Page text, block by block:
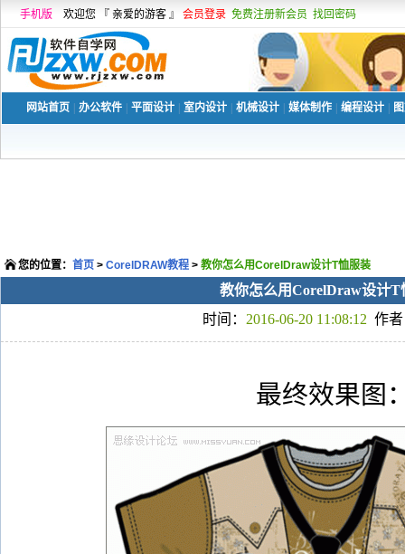
手机版 欢迎您 『 亲爱的游客 』 会员登录 免费注册新会员 找回密码
网站首页 办公软件 平面设计 室内设计 机械设计 媒体制作 编程设计
您的位置： 首页 > CorelDRAW教程 > 教你怎么用CorelDraw设计T恤服装
教你怎么用CorelDraw设计T
时间： 2016-06-20 11:08:12 作
最终效果图